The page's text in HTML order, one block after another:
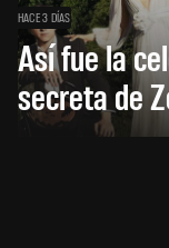
HACE 3 DÍAS
Así fue la
secreta de